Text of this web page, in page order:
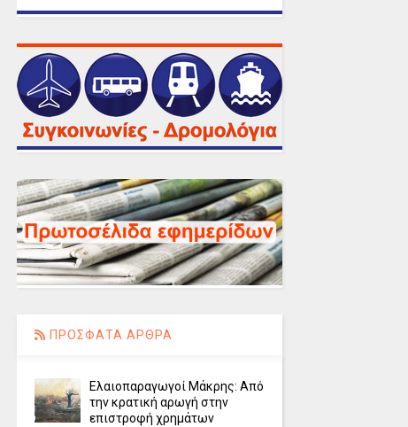
ΠΡΟΣΦΑΤΑ ΑΡΘΡΑ
Ελαιοπαραγωγοί Μάκρης: Από
την κρατική αρωγή στην
επιστροφή χρημάτων